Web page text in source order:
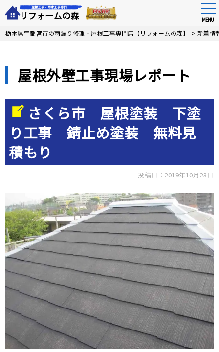
Skip
MENU
栃木県宇都宮市の雨漏り修理・屋根工事専門店【リフォームの森】 > 新着情
屋根外壁工事現場レポート
さくら市 屋根塗装 下塗
り工事 錆止め塗装 無料見
積もり
投稿日：2019年10月23日